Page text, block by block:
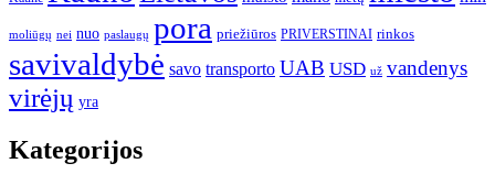
moliūgų nei nuo paslaugų pora priežiūros PRIVERSTINAI rinkos
savivaldybė savo transporto UAB USD už vandenys
virėjų yra
Kategorijos